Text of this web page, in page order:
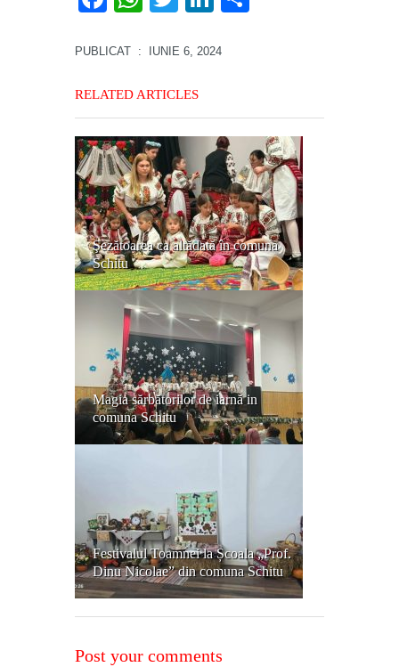
PUBLICAT : IUNIE 6, 2024
RELATED ARTICLES
​Şezătoarea ca altădată în comuna
Schitu
Magia sărbătorilor de iarnă in
comuna Schitu
Festivalul Toamnei la Școala „Prof.
Dinu Nicolae” din comuna Schitu
Post your comments